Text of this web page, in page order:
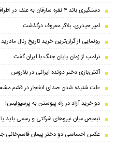
دستگیری باند ۴ نفره سارقان به عنف در اطراف کرج
امیر حیدری، بلاگر معروف درگذشت
رونمایی از گران‌ترین خرید تاریخ رئال مادرید
ترامپ از زمان پایان جنگ با ایران گفت
آتش‌بازی دختر دونده ایرانی در بلاروس
علت شنیده شدن صدای انفجار در قشم
دو خرید آزاد در راه پیوستن به پرسپولیس!
تبعیض میان نیروهای شرکتی و رسمی باید
عکس احساسی دو دختر پیمان‌ قاسم‌خانی